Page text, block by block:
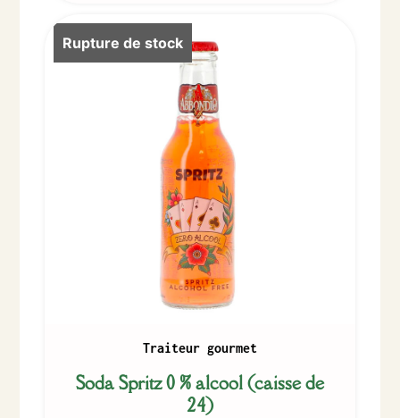
Rupture de stock
Traiteur gourmet
Soda Spritz 0 % alcool (caisse de
24)